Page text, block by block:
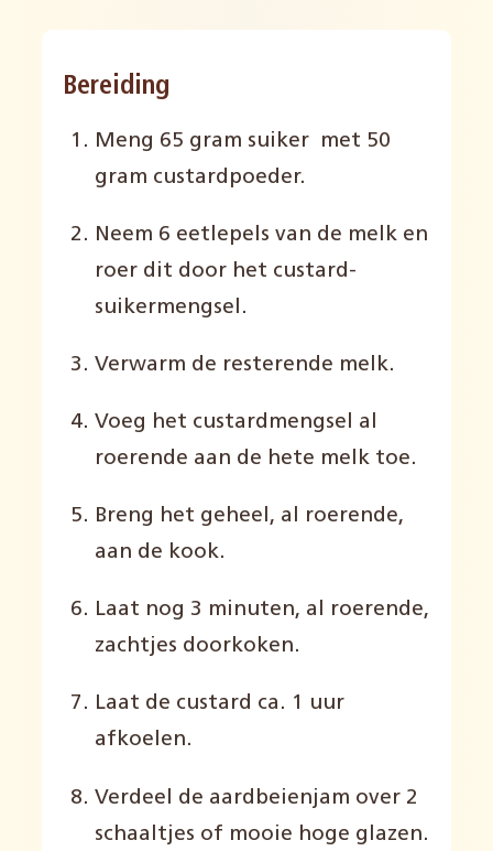
Bereiding
Meng 65 gram suiker met 50
gram custardpoeder.
Neem 6 eetlepels van de melk en
roer dit door het custard-
suikermengsel.
Verwarm de resterende melk.
Voeg het custardmengsel al
roerende aan de hete melk toe.
Breng het geheel, al roerende,
aan de kook.
Laat nog 3 minuten, al roerende,
zachtjes doorkoken.
Laat de custard ca. 1 uur
afkoelen.
Verdeel de aardbeienjam over 2
schaaltjes of mooie hoge glazen.